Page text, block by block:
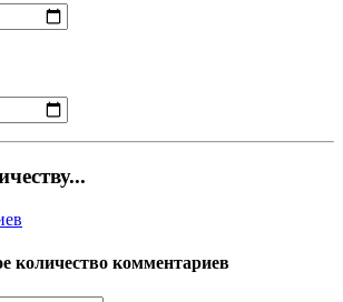
количество комментариев